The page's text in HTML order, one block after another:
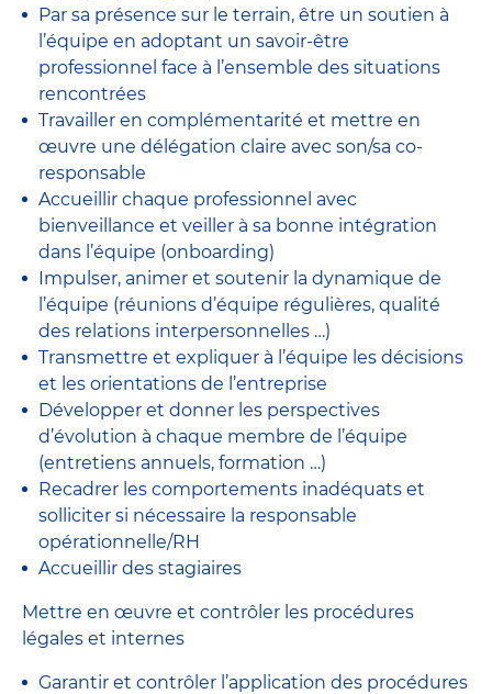
Par sa présence sur le terrain, être un soutien à
l’équipe en adoptant un savoir-être
professionnel face à l’ensemble des situations
rencontrées
Travailler en complémentarité et mettre en
œuvre une délégation claire avec son/sa co-
responsable
Accueillir chaque professionnel avec
bienveillance et veiller à sa bonne intégration
dans l’équipe (onboarding)
Impulser, animer et soutenir la dynamique de
l’équipe (réunions d’équipe régulières, qualité
des relations interpersonnelles …)
Transmettre et expliquer à l’équipe les décisions
et les orientations de l’entreprise
Développer et donner les perspectives
d’évolution à chaque membre de l’équipe
(entretiens annuels, formation …)
Recadrer les comportements inadéquats et
solliciter si nécessaire la responsable
opérationnelle/RH
Accueillir des stagiaires
Mettre en œuvre et contrôler les procédures
légales et internes
Garantir et contrôler l’application des procédures